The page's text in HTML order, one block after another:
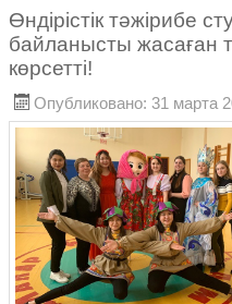
Өндірістік тәжірибе
байланысты жасаған
көрсетті!
Опубликовано: 31 марта